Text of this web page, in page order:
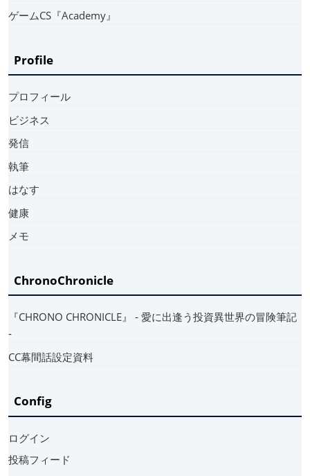
ゲームCS『Academy』
Profile
プロフィール
ビジネス
発信
執筆
はなす
健康
メモ
ChronoChronicle
『CHRONO CHRONICLE』 ‐ 愛に出逢う投資異世界の冒険筆記
‐
CC幕間話設定資料
Config
ログイン
投稿フィード